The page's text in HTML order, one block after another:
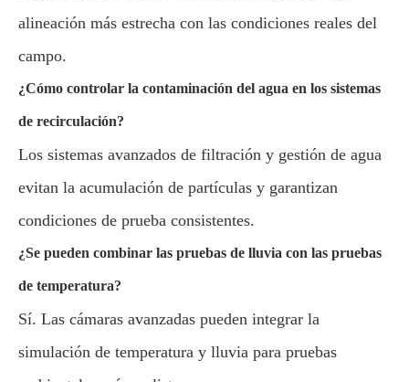
alineación más estrecha con las condiciones reales del
campo.
¿Cómo controlar la contaminación del agua en los sistemas
de recirculación?
Los sistemas avanzados de filtración y gestión de agua
evitan la acumulación de partículas y garantizan
condiciones de prueba consistentes.
¿Se pueden combinar las pruebas de lluvia con las pruebas
de temperatura?
Sí. Las cámaras avanzadas pueden integrar la
simulación de temperatura y lluvia para pruebas